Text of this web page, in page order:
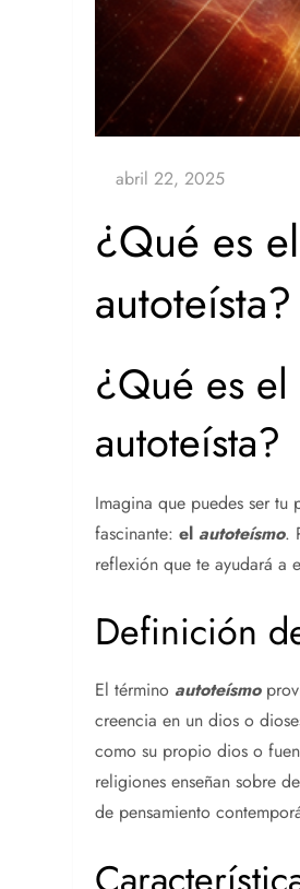
¿Qué es
autoteísta?
¿Qué es el
autoteísta?
Imagina que puedes ser
fascinante:el autoteísmo.
reflexión que te ayudará a
Definición
El término autoteísmo
creencia en un dios o
como su propio dios o
religiones enseñan sobre
de pensamiento